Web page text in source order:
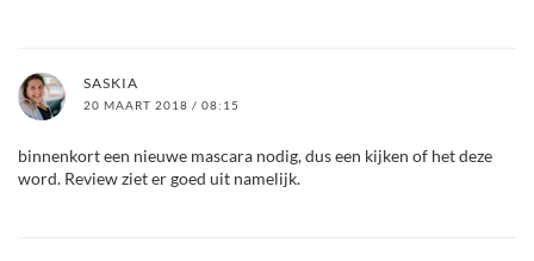
SASKIA
20 MAART 2018 / 08:15
binnenkort een nieuwe mascara nodig, dus een kijken of het deze
word. Review ziet er goed uit namelijk.